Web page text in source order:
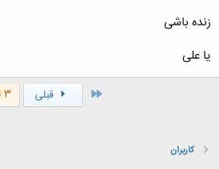
زنده باشی
یا علی
اول قبلی 3 از 3
کاربران